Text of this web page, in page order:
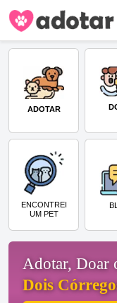
ADOTAR
ENCONTREI
UM PET
Adotar, Doar
Dois